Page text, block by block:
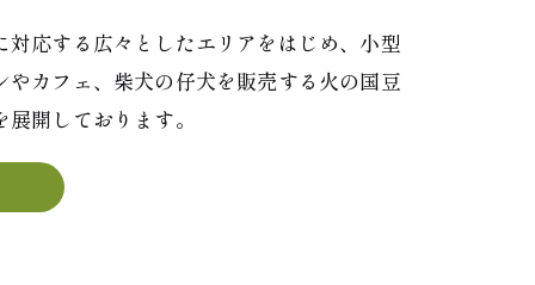
対応する広々としたエリアをはじめ、小型
やカフェ、柴犬の仔犬を販売する火の国豆
開しております。